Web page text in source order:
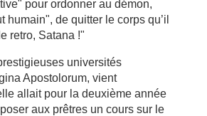
pour ordonner au démon,
humain", de quitter le corps qu’il
retro, Satana !"
universités
Apostolorum, vient
allait pour la deuxième année
aux prêtres un cours sur le